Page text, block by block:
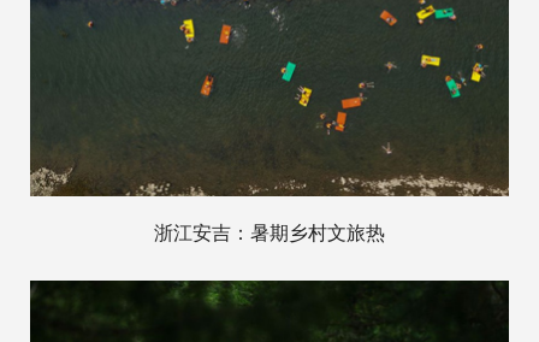
浙江安吉：暑期乡村文旅热